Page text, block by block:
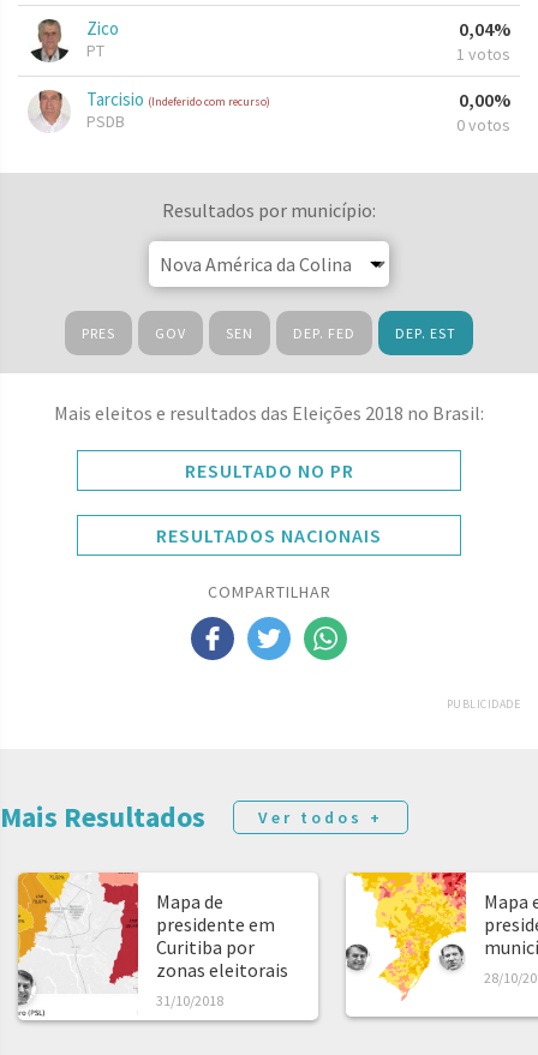
Zico
PT
0,04%
1 votos
Tarcisio (Indeferido com recurso)
PSDB
0,00%
0 votos
Resultados por município:
PRES GOV SEN DEP. FED DEP. EST
Mais eleitos e resultados das Eleições 2018 no Brasil:
RESULTADO NO PR
RESULTADOS NACIONAIS
COMPARTILHAR
PUBLICIDADE
Mais Resultados Ver todos +
Mapa de
presidente em
Curitiba por
zonas eleitorais
31/10/2018
Mapa
28/10/